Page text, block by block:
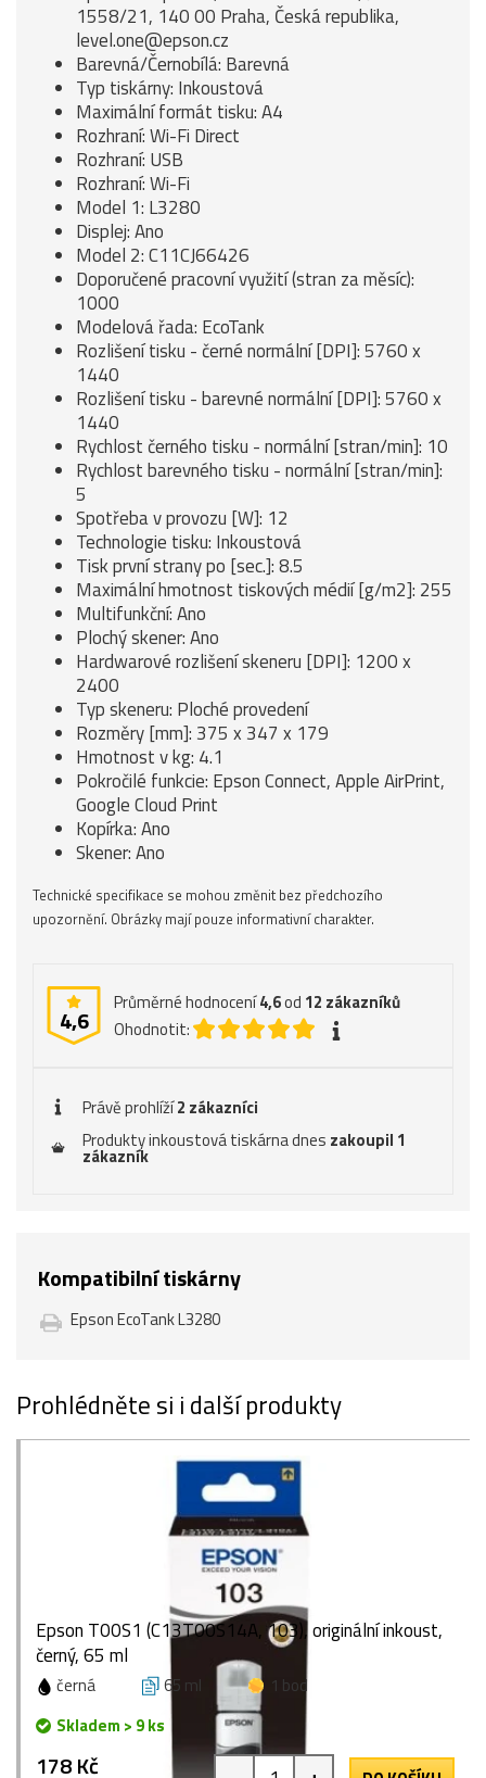
1558/21, 140 00 Praha, Česká republika,
level.one@epson.cz
Barevná/Černobílá: Barevná
Typ tiskárny: Inkoustová
Maximální formát tisku: A4
Rozhraní: Wi-Fi Direct
Rozhraní: USB
Rozhraní: Wi-Fi
Model 1: L3280
Displej: Ano
Model 2: C11CJ66426
Doporučené pracovní využití (stran za měsíc):
1000
Modelová řada: EcoTank
Rozlišení tisku - černé normální [DPI]: 5760 x
1440
Rozlišení tisku - barevné normální [DPI]: 5760 x
1440
Rychlost černého tisku - normální [stran/min]: 10
Rychlost barevného tisku - normální [stran/min]:
5
Spotřeba v provozu [W]: 12
Technologie tisku: Inkoustová
Tisk první strany po [sec.]: 8.5
Maximální hmotnost tiskových médií [g/m2]: 255
Multifunkční: Ano
Plochý skener: Ano
Hardwarové rozlišení skeneru [DPI]: 1200 x
2400
Typ skeneru: Ploché provedení
Rozměry [mm]: 375 x 347 x 179
Hmotnost v kg: 4.1
Pokročilé funkcie: Epson Connect, Apple AirPrint,
Google Cloud Print
Kopírka: Ano
Skener: Ano
Technické specifikace se mohou změnit bez předchozího
upozornění. Obrázky mají pouze informativní charakter.
4,6
Průměrné hodnocení4,6od 12 zákazníků
Ohodnotit:
Právě prohlíží2 zákazníci
Produkty inkoustová tiskárna dnes zakoupil 1
zákazník
Kompatibilní tiskárny
Epson EcoTank L3280
Prohlédněte si i další produkty
Epson T00S1 (C13T00S14A, 103), originální inkoust,
černý, 65 ml
černá 65 ml
1 bod
Skladem > 9 ks
178 Kč